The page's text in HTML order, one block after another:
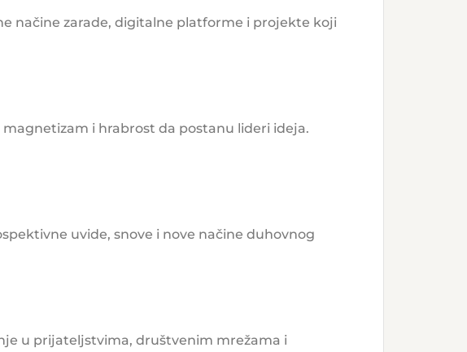
načine zarade, digitalne platforme i projekte koji
i hrabrost da postanu lideri ideja.
uvide, snove i nove načine duhovnog
u prijateljstvima, društvenim mrežama i